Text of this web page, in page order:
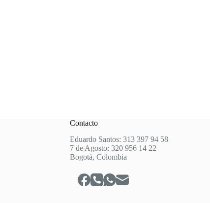
Contacto
Eduardo Santos: 313 397 94 58
7 de Agosto: 320 956 14 22
Bogotá, Colombia